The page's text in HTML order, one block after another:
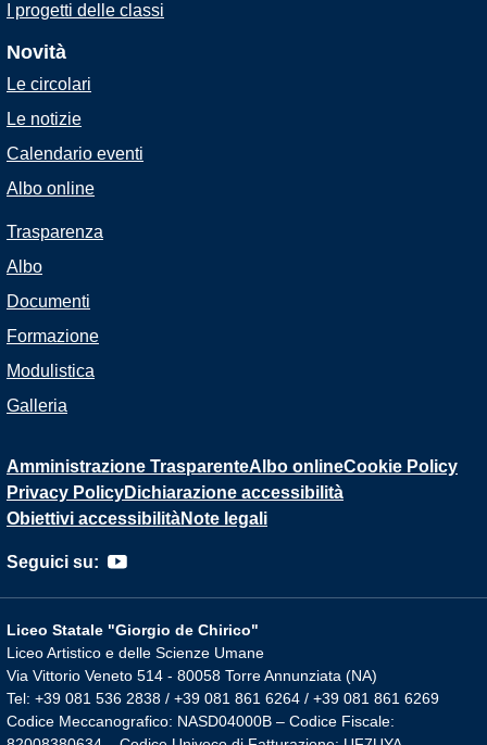
I progetti delle classi
Novità
Le circolari
Le notizie
Calendario eventi
Albo online
Trasparenza
Albo
Documenti
Formazione
Modulistica
Galleria
Amministrazione TrasparenteAlbo onlineCookie Policy
Privacy PolicyDichiarazione accessibilità
Obiettivi accessibilitàNote legali
Seguici su:
Liceo Statale "Giorgio de Chirico"
Liceo Artistico e delle Scienze Umane
Via Vittorio Veneto 514 - 80058 Torre Annunziata (NA)
Tel: +39 081 536 2838 / +39 081 861 6264 / +39 081 861 6269
Codice Meccanografico: NASD04000B – Codice Fiscale: